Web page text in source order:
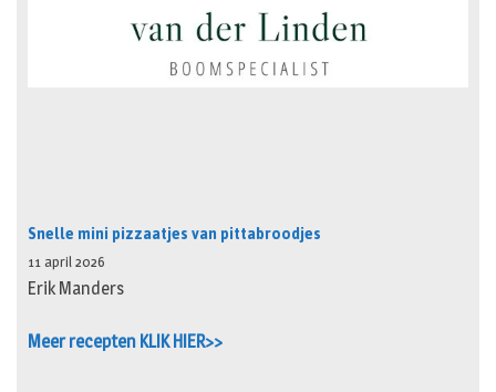
Snelle mini pizzaatjes van pittabroodjes
11 april 2026
Erik Manders
Meer recepten KLIK HIER>>